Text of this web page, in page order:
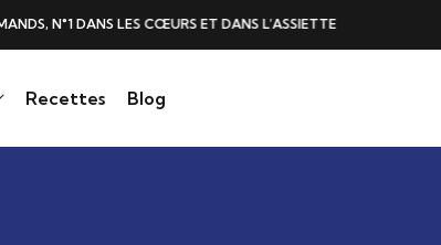
LES CŒURS ET DANS L’ASSIETTE
Recettes Blog